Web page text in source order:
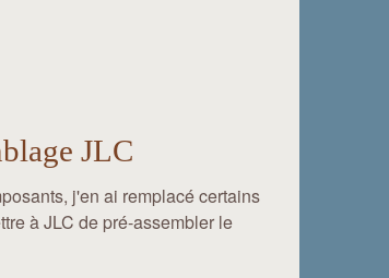
JLC
j'en ai remplacé certains
à JLC de pré-assembler le